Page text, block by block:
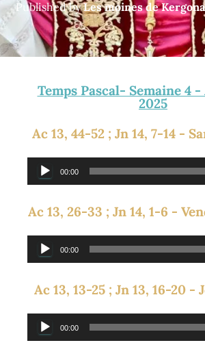
Published byLes moines de
Temps Pascal- Semaine 4
2025
Ac 13, 44-52 ; Jn 14, 7-14 -
Lecteur
audio
00:00
Ac 13, 26-33 ; Jn 14, 1-6 -
Lecteur
audio
00:00
Ac 13, 13-25 ; Jn 13, 16-20 -
Lecteur
audio
00:00